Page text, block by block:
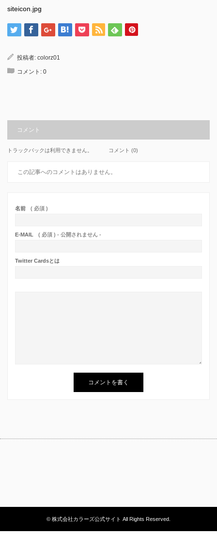
siteicon.jpg
投稿者: colorz01
コメント: 0
コメント
トラックバックは利用できません。 コメント (0)
この記事へのコメントはありません。
名前 ( 必須 )
E-MAIL ( 必須 ) - 公開されません -
Twitter Cardsとは
© 株式会社カラーズ公式サイト All Rights Reserved.